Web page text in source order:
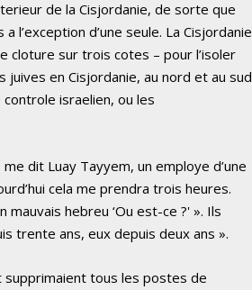
de la Cisjordanie, de sorte que
d’une seule. La Cisjordanie
cloture sur trois cotes – pour l’isoler
juives en Cisjordanie, au nord et au sud
israelien, ou les
dit Luay Tayyem, un employe d’une
cela me prendra trois heures.
hebreu ‘Ou est-ce ?' ». Ils
trente ans, eux depuis deux ans ».
supprimaient tous les postes de